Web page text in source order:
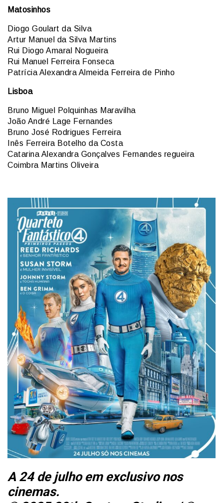
Matosinhos
Diogo Goulart da Silva
Artur Manuel da Silva Martins
Rui Diogo Amaral Nogueira
Rui Manuel Ferreira Fonseca
Patrícia Alexandra Almeida Ferreira de Pinho
Lisboa
Bruno Miguel Polquinhas Maravilha
João André Lage Fernandes
Bruno José Rodrigues Ferreira
Inês Ferreira Botelho da Costa
Catarina Alexandra Gonçalves Fernandes regueira
Coimbra Martins Oliveira
A 24 de julho em exclusivo nos
cinemas.